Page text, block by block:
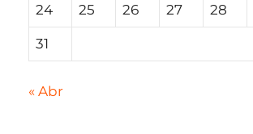
24 25 26 27 28
31
« Abr